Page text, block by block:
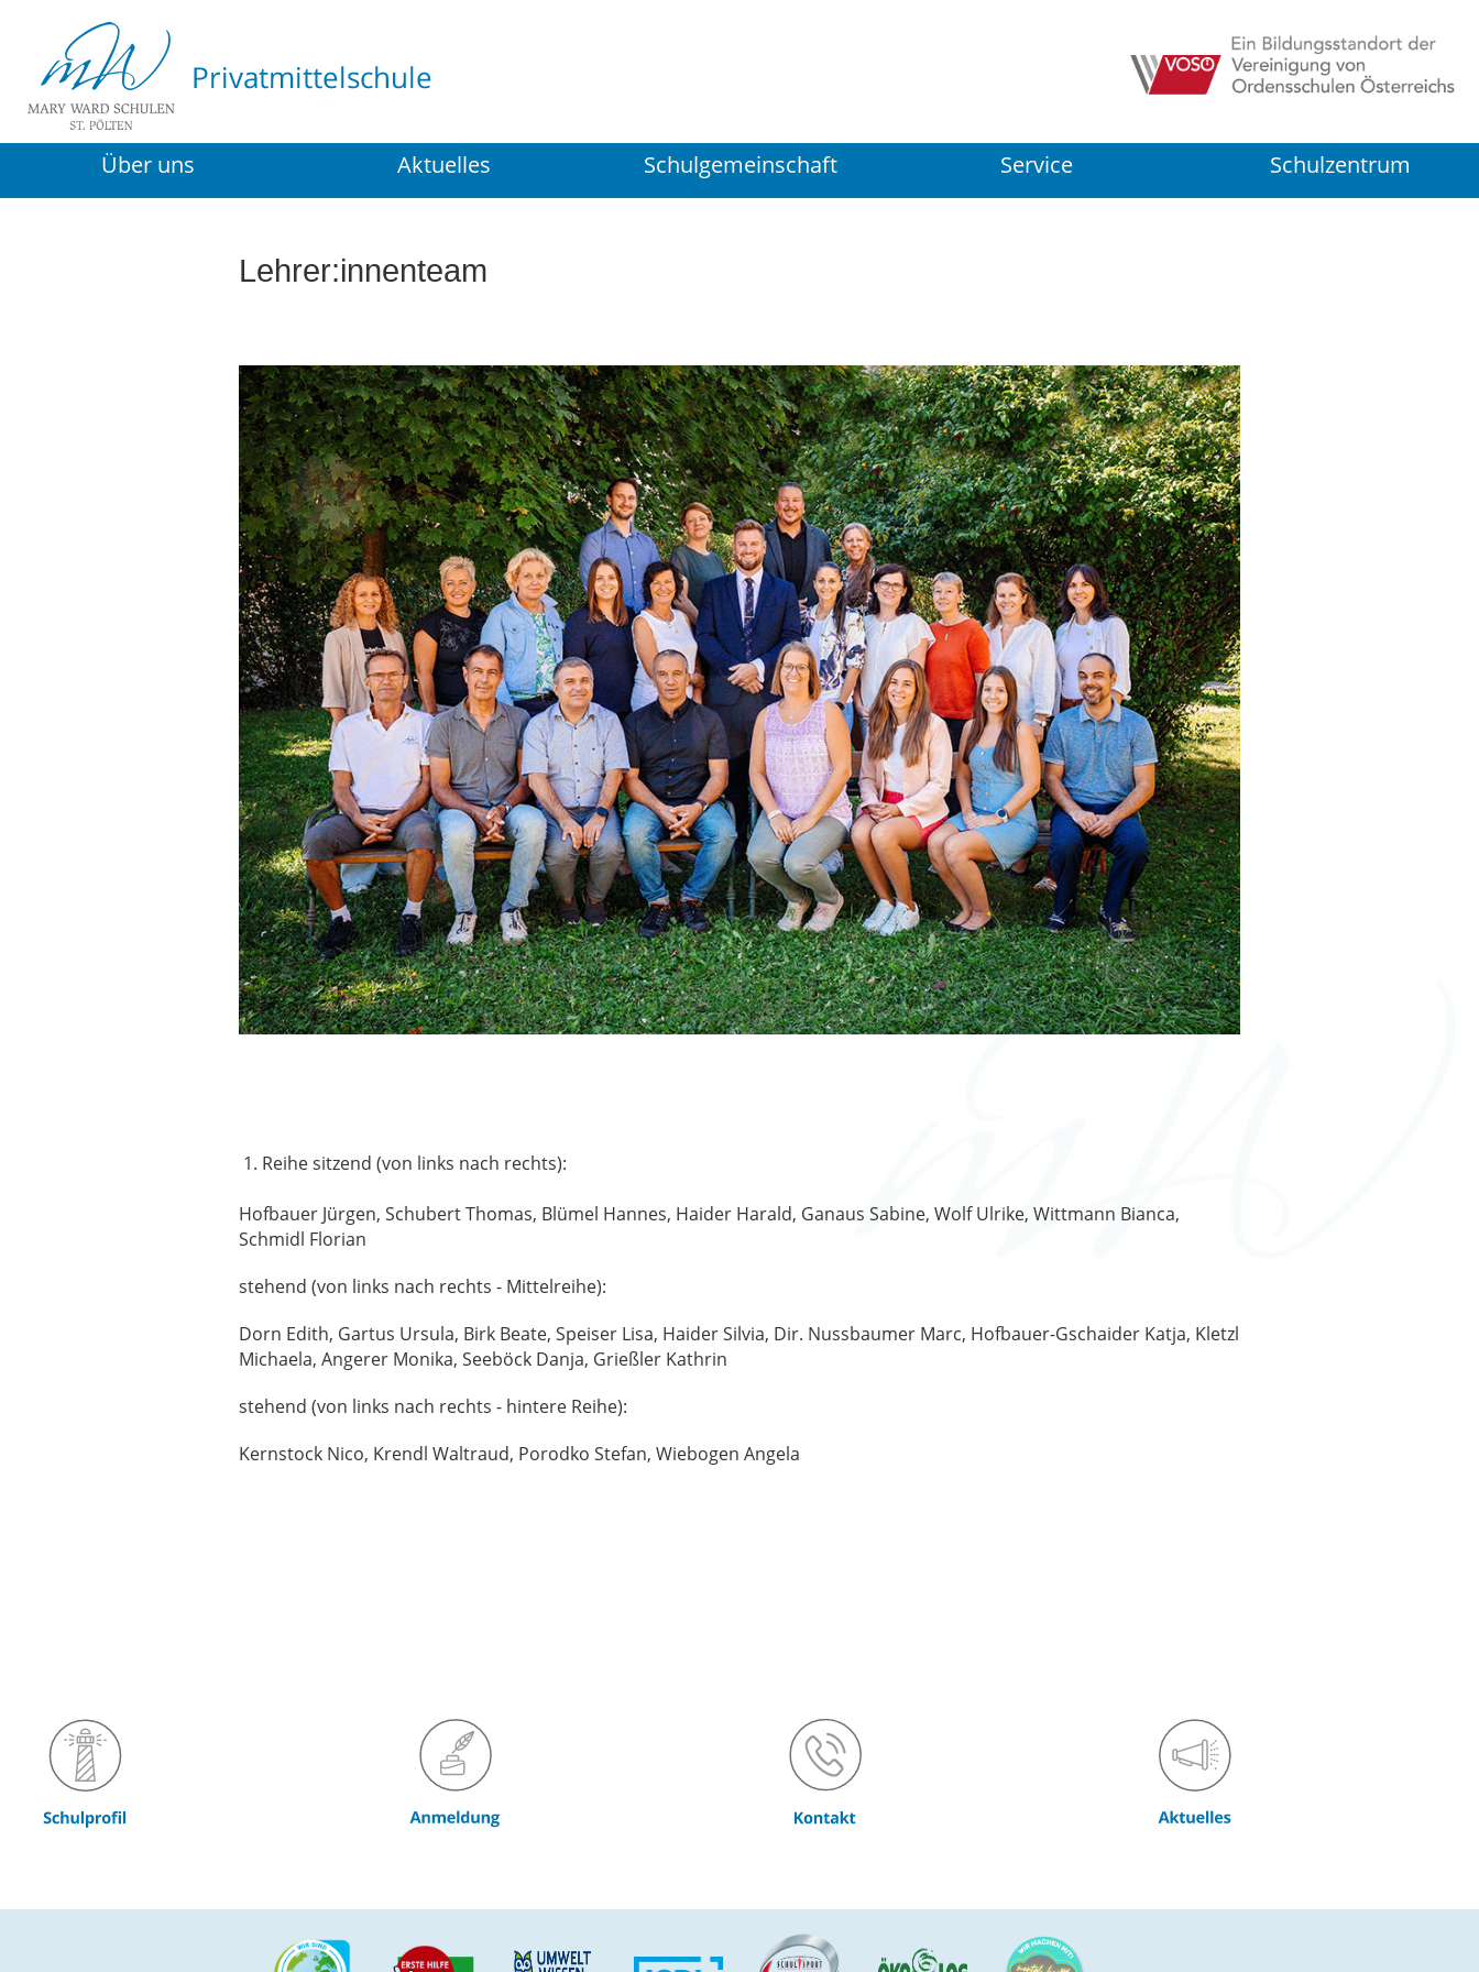
Über uns Aktuelles Schulgemeinschaft Service Schulzentrum
Lehrer:innenteam
1. Reihe sitzend (von links nach rechts):
Hofbauer Jürgen, Schubert Thomas, Blümel Hannes, Haider Harald, Ganaus Sabine, Wolf Ulrike, Wittmann Bianca,
Schmidl Florian
stehend (von links nach rechts - Mittelreihe):
Dorn Edith, Gartus Ursula, Birk Beate, Speiser Lisa, Haider Silvia, Dir. Nussbaumer Marc, Hofbauer-Gschaider Katja, Kletzl
Michaela, Angerer Monika, Seeböck Danja, Grießler Kathrin
stehend (von links nach rechts - hintere Reihe):
Kernstock Nico, Krendl Waltraud, Porodko Stefan, Wiebogen Angela